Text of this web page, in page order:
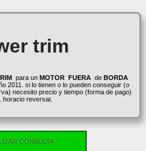
trim
para un MOTOR FUERAde BORDA
2011. si lo tienen o lo pueden conseguir (o
necesito precio y tiempo (forma de pago)
horacio reversat.
CONSULTA